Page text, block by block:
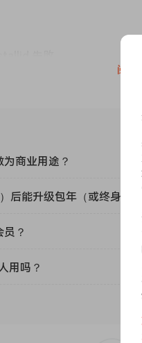
码
用。
与应用程序的
在另一台计算机上注册应
阅读
商业用途？
后能升级包年（或终身VIP
？
用吗？